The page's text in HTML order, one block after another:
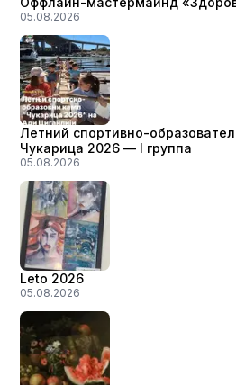
05.08.2026
Летний спортивно-
Чукарица 2026 — I группа
05.08.2026
Leto 2026
05.08.2026